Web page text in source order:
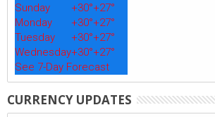
Sunday
+30°+27°
Monday
+30°+27°
Tuesday
+30°+27°
Wednesday+30°+27°
See 7-Day Forecast
CURRENCY UPDATES